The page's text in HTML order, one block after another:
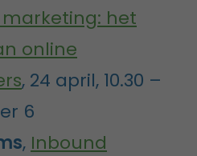
het
online
, 24 april, 10.30 –
6
, Inbound